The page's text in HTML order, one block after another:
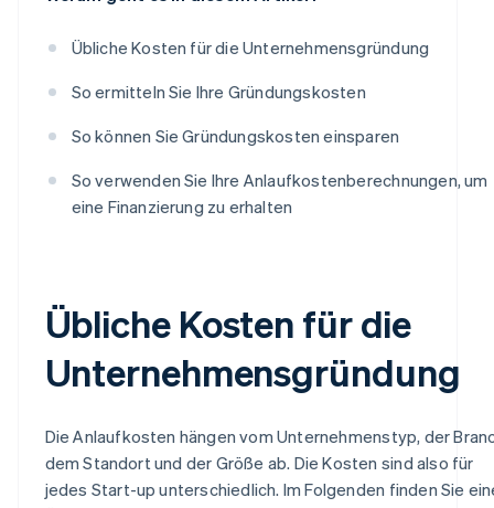
Übliche Kosten für die Unternehmensgründung
So ermitteln Sie Ihre Gründungskosten
So können Sie Gründungskosten einsparen
So verwenden Sie Ihre Anlaufkostenberechnungen, um
eine Finanzierung zu erhalten
Übliche Kosten für die
Unternehmensgründung
Die Anlaufkosten hängen vom Unternehmenstyp, der
dem Standort und der Größe ab. Die Kosten sind also für
jedes Start-up unterschiedlich. Im Folgenden finden Sie